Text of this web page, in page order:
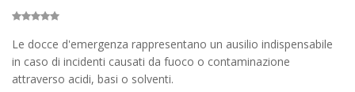
Le docce d'emergenza rappresentano un ausilio indispensabile
in caso di incidenti causati da fuoco o contaminazione
attraverso acidi, basi o solventi.